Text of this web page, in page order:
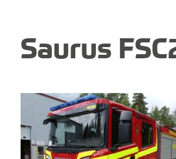
Saurus